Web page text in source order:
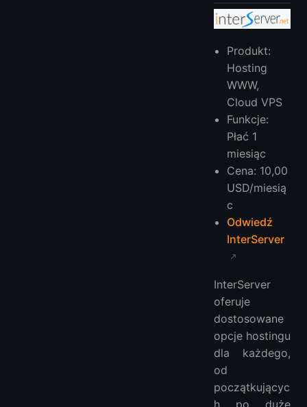
Produkt:
Hosting
WWW,
Cloud VPS
Funkcje:
Płać 1
miesiąc
Cena: 10,00
USD/miesią
c
Odwiedź
InterServer
InterServer
oferuje
dostosowane
opcje hostingu
dla każdego,
od
początkującyc